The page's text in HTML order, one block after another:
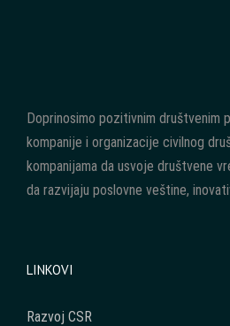
Doprinosimo pozitivnim društvenim
kompanije i organizacije civilnog
kompanijama da usvoje društvene
da razvijaju poslovne veštine,
LINKOVI
Razvoj CSR